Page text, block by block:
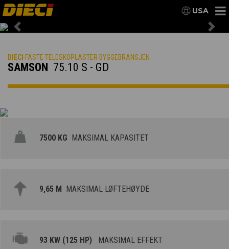
USA
Previous
DIECI FASTE TELESKOPLASTER BYGGEBRANSJEN
SAMSON 75.10 S - GD
7500 KG MAKSIMAL KAPASITET
9,65 M MAKSIMAL LØFTEHØYDE
93 KW (125 HP) MAKSIMAL EFFEKT